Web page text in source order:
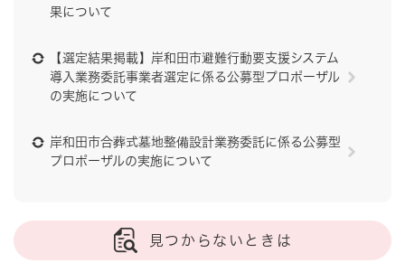
果について
【選定結果掲載】岸和田市避難行動要支援システム
導入業務委託事業者選定に係る公募型プロポーザル
の実施について
岸和田市合葬式墓地整備設計業務委託に係る公募型
プロポーザルの実施について
見つからないときは